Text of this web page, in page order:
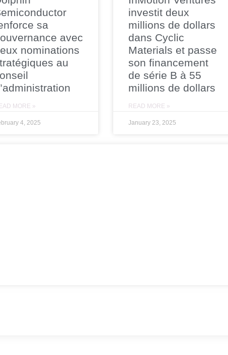
sa
avec
nominations
au
MORE »
4, 2025
investit deux
millions de dollars
dans Cyclic
Materials et passe
son financement
de série B à 55
millions de dollars
READ MORE »
January 23, 2025